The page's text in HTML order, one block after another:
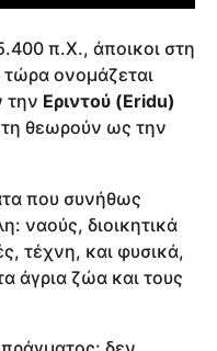
π.Χ., άποικοι στη
ονομάζεται
την Εριντού (Eridu)
τη θεωρούν ως την
που συνήθως
ναούς, διοικητικά
τέχνη, και φυσικά,
άγρια ​​ζώα και τους